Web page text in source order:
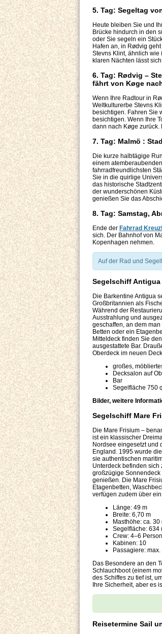
5. Tag: Segeltag
Heute bleiben Sie und
Brücke hindurch in den
oder Sie segeln ein
Hafen an, in Rødvig
Stevns Klint, ähnlich wie
klaren Nächten lässt
6. Tag: Rødvig –
fährt von Køge
Wenn Ihre Radtour in
Weltkulturerbe Stevns
besichtigen. Fahren Sie
besichtigen. Wenn Ihre
dann nach Køge zurück.
7. Tag: Malmö :
Die kurze halbtägige
einem
fahrradfreundlichsten
Sie in die quirlige
das historische
der wunderschönen
genießen Sie das
8. Tag: Samstag,
Ende der Fahrrad
sich. Der Bahnhof von
Kopenhagen nehmen.
Auf der Rad und
Segelschiff Antigua
Die Barkentine Antigua
Großbritannien als
Während der
Ausstrahlung und
geschaffen, an dem
Betten oder ein
Mitteldeck finden Sie
ausgestattete Bar.
Oberdeck im neuen
großes,
Decksalon auf
Bar
Segelfläche 750
Bilder, weitere
Segelschiff Mare
Die Mare Frisium –
ist ein klassischer
Nordsee eingesetzt und
England. 1995 wurde
sie authentischen
Unterdeck befinden
großzügige
genießen. Die Mare
Etagenbetten,
verfügen zudem über
Länge: 49 m
Breite: 6,70 m
Masthöhe: ca. 30
Segelfläche: 634
Crew: 4–6
Kabinen: 10
Passagiere: max.
Das Besondere an den
Schlauchboot (einem
des Schiffes zu tief ist,
Ihre Sicherheit, aber es
Reisetermine Sail